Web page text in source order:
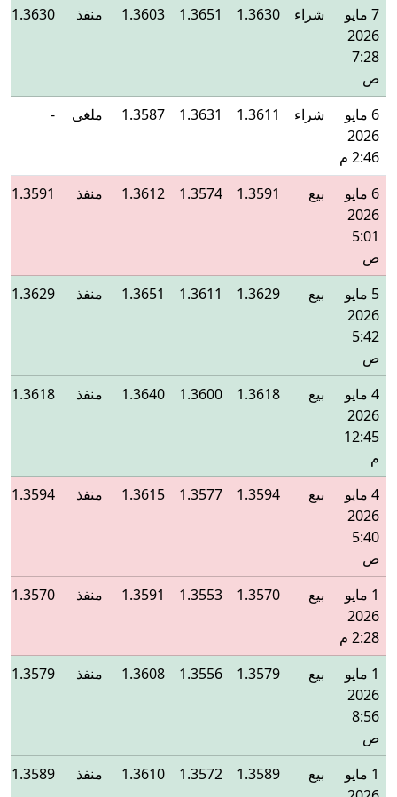
7 مايو
2026
7:28
ص
شراء 1.3630
1.3651
1.3603 منفذ 1.3630
6 مايو
2026
2:46 م
شراء 1.3611
1.3631
1.3587 ملغى -
6 مايو
2026
5:01
ص
بيع 1.3591
1.3574
1.3612 منفذ 1.3591
5 مايو
2026
5:42
ص
بيع 1.3629
1.3611
1.3651 منفذ 1.3629
4 مايو
2026
12:45
م
بيع 1.3618
1.3600
1.3640 منفذ 1.3618
4 مايو
2026
5:40
ص
بيع 1.3594
1.3577
1.3615 منفذ 1.3594
1 مايو
2026
2:28 م
بيع 1.3570
1.3553
1.3591 منفذ 1.3570
1 مايو
2026
8:56
ص
بيع 1.3579
1.3556
1.3608 منفذ 1.3579
1 مايو
بيع 1.3589
1.3572
1.3610 منفذ 1.3589